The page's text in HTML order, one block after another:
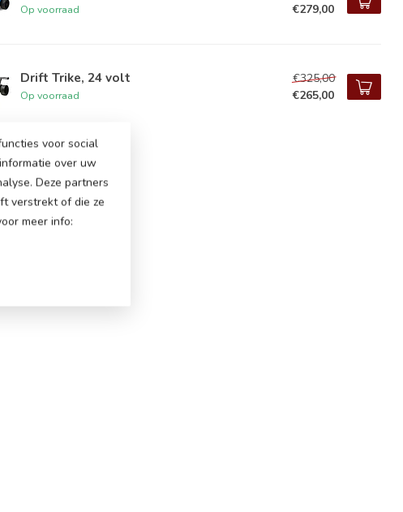
Op voorraad
€279,00
Drift Trike, 24 volt
Op voorraad
€325,00
€265,00
voor social
over uw
Deze partners
verstrekt of die ze
meer info: